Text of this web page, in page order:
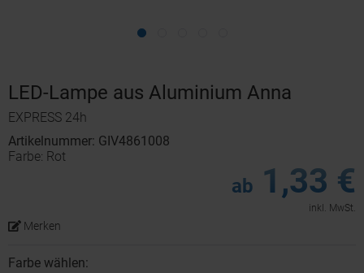
LED-Lampe aus Aluminium Anna
EXPRESS 24h
Artikelnummer: GIV4861008
Farbe: Rot
ab 1,33 €
inkl. MwSt.
Merken
Farbe wählen: